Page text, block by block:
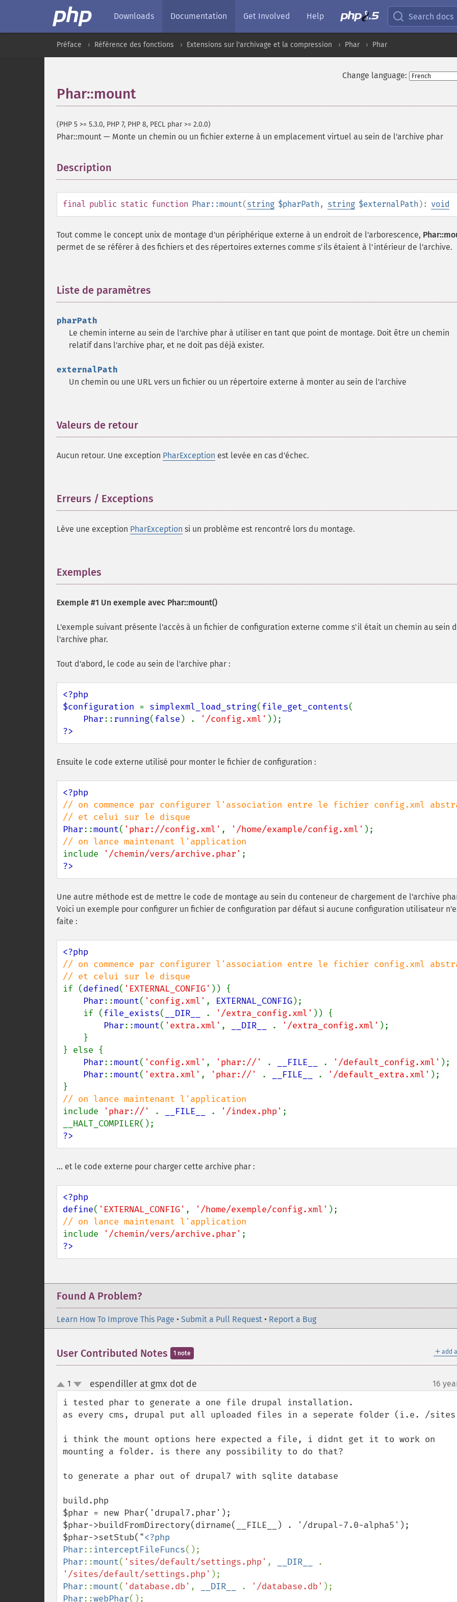
Downloads Documentation Get Involved Help Search docs
Préface Référence des fonctions Extensions sur l'archivage et la compression Phar Phar
Change language:
Phar::mount
(PHP 5 >= 5.3.0, PHP 7, PHP 8, PECL phar >= 2.0.0)
Phar::mount — Monte un chemin ou un fichier externe à un emplacement virtuel au sein de l'archive phar
Description
final public static function Phar::mount(string $pharPath , string $externalPath ): void
Tout comme le concept unix de montage d'un périphérique externe à un endroit de l'arborescence,
permet de se référer à des fichiers et des répertoires externes comme s'ils étaient à l'intérieur de l'archive.
Liste de paramètres
pharPath
Le chemin interne au sein de l'archive phar à utiliser en tant que point de montage. Doit être un chemin
relatif dans l'archive phar, et ne doit pas déjà exister.
externalPath
Un chemin ou une URL vers un fichier ou un répertoire externe à monter au sein de l'archive
Valeurs de retour
Aucun retour. Une exception PharException est levée en cas d'échec.
Erreurs / Exceptions
Lève une exception PharException si un problème est rencontré lors du montage.
Exemples
Exemple #1 Un exemple avec Phar::mount()
L'exemple suivant présente l'accès à un fichier de configuration externe comme s'il était un chemin au sein
l'archive phar.
Tout d'abord, le code au sein de l'archive phar :
<?php
$configuration = simplexml_load_string(file_get_contents(
Phar::running(false ) . '/config.xml'
?>
Ensuite le code externe utilisé pour monter le fichier de configuration :
// on commence par configurer l'association entre le fichier config.xml
Phar::mount( 'phar://config.xml' , '/home/example/config.xml'
include
'/chemin/vers/archive.phar'
?>
Une autre méthode est de mettre le code de montage au sein du conteneur de chargement de l'archive
Voici un exemple pour configurer un fichier de configuration par défaut si aucune configuration utilisateur
faite :
// on commence par configurer l'association entre le fichier config.xml
if (defined( 'EXTERNAL_CONFIG' )) {
Phar::mount( 'config.xml' , EXTERNAL_CONFIG);
    if (
file_exists( __DIR__ . '/extra_config.xml' )) {
Phar::mount( 'extra.xml' , __DIR__ . '/extra_config.xml' );
} else {
Phar::mount( 'config.xml' , 'phar://' . __FILE__ . '/default_config.xml' );
Phar::mount( 'extra.xml' , 'phar://' . __FILE__ . '/default_extra.xml' );
include
'phar://' . __FILE__ . '/index.php' ;
?>
... et le code externe pour charger cette archive phar :
<?php
define( 'EXTERNAL_CONFIG' , '/home/exemple/config.xml'
include
'/chemin/vers/archive.phar'
?>
Found A Problem?
Learn How To Improve This Page • Submit a Pull Request • Report a Bug
＋ add
User Contributed Notes 1 note
up
down
1 espendiller at gmx dot de 16
i tested phar to generate a one file drupal installation.
as every cms, drupal put all uploaded files in a seperate folder (i.e. /
i think the mount options here expected a file, i didnt get it to work on
mounting a folder. is there any possibility to do that?
to generate a phar out of drupal7 with sqlite database
build.php
$phar = new Phar('drupal7.phar');
$phar->buildFromDirectory(dirname(__FILE__) . '/drupal-7.0-alpha5');
$phar->setStub("<?php
Phar:: interceptFileFuncs
Phar::mount( 'sites/default/settings.php' , __DIR__
'/sites/default/settings.php'
Phar::mount( 'database.db' , __DIR__ . '/database.db'
Phar::webPhar();